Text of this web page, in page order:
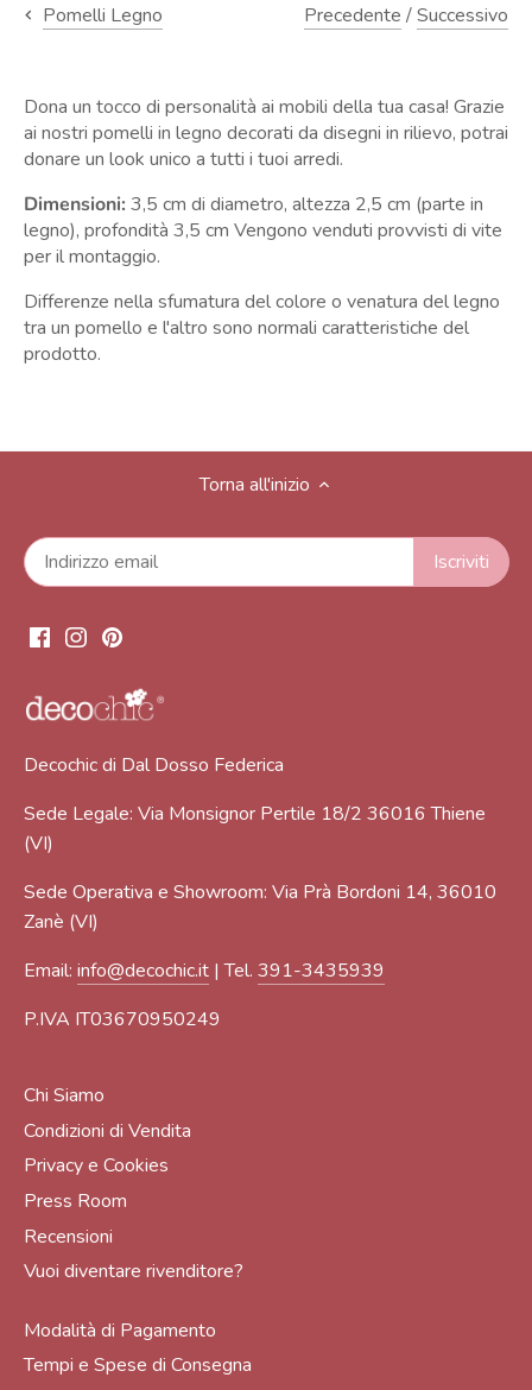
Pomelli Legno Precedente /Successivo
Dona un tocco di personalità ai mobili della tua casa! Grazie
ai nostri pomelli in legno decorati da disegni in rilievo, potrai
donare un look unico a tutti i tuoi arredi.
Dimensioni: 3,5 cm di diametro, altezza 2,5 cm (parte in
legno), profondità 3,5 cm Vengono venduti provvisti di vite
per il montaggio.
Differenze nella sfumatura del colore o venatura del legno
tra un pomello e l'altro sono normali caratteristiche del
prodotto.
Torna all'inizio
Decochic di Dal Dosso Federica
Sede Legale: Via Monsignor Pertile 18/2 36016 Thiene
(VI)
Sede Operativa e Showroom: Via Prà Bordoni 14, 36010
Zanè (VI)
Email: info@decochic.it | Tel. 391-3435939
P.IVA IT03670950249
Chi Siamo
Condizioni di Vendita
Privacy e Cookies
Press Room
Recensioni
Vuoi diventare rivenditore?
Modalità di Pagamento
Tempi e Spese di Consegna